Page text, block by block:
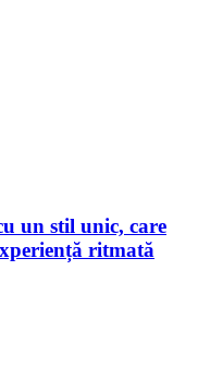
un stil unic, care
ritmată